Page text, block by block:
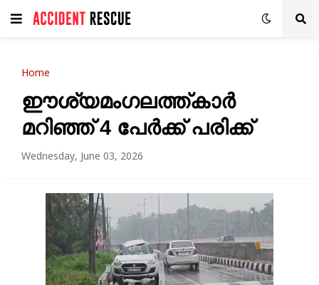
Home
ഈശ്യമംഗലത്ത്കാർ
മറിഞ്ഞ് 4 പേർക്ക് പരിക്ക്
Wednesday, June 03, 2026